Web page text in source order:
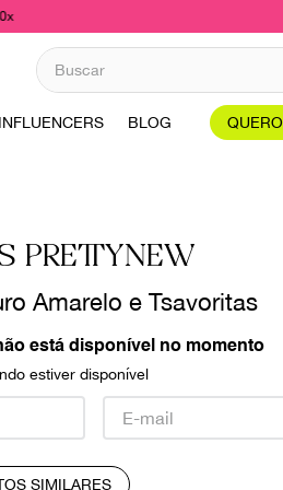
Buscar
INFLUENCERS BLOG
PRETTYNEW
Amarelo e Tsavoritas
está disponível no momento
estiver disponível
SIMILARES